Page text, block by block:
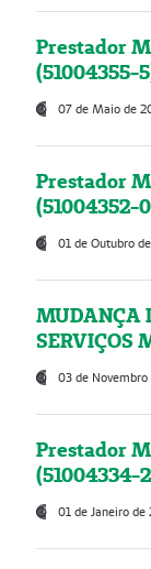
Prestador
(51004355-
07 de Maio de
Prestador
(51004352-
01 de Outubro
MUDANÇA
SERVIÇOS
03 de
Prestador
(51004334-
01 de Janeiro de